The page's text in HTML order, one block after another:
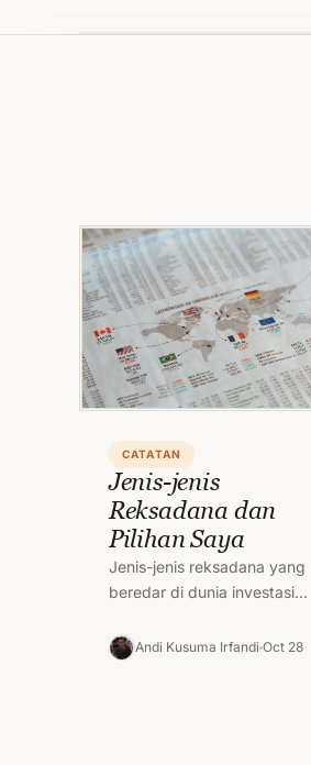
CATATAN
Jenis-jenis
Reksadana dan
Pilihan Saya
Jenis-jenis reksadana yang
beredar di dunia investasi
Yakni reksadana pasar uang,
Andi Kusuma Irfandi Oct 28